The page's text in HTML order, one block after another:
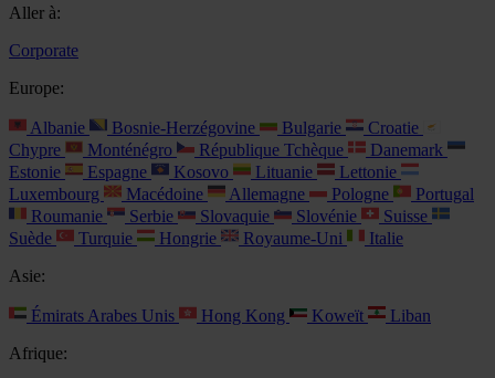
Aller à:
Corporate
Europe:
Albanie Bosnie-Herzégovine Bulgarie
Croatie
Chypre
Monténégro République Tchèque
Danemark
Estonie
Espagne Kosovo Lituanie
Lettonie
Luxembourg
Macédoine Allemagne Pologne
Portugal
Roumanie
Serbie Slovaquie Slovénie
Suisse
Suède
Turquie Hongrie Royaume-Uni
Italie
Asie:
Émirats Arabes Unis Hong Kong Koweït
Liban
Afrique: